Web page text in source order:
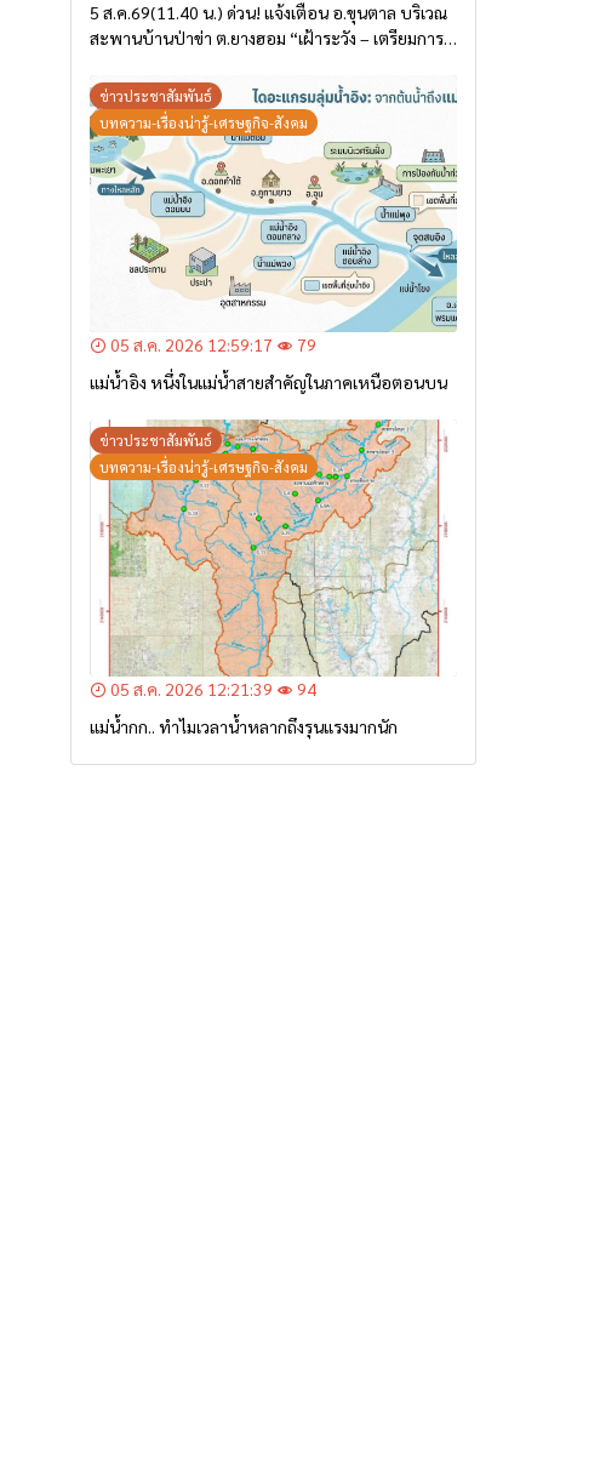
5 ส.ค.69(11.40 น.) ด่วน! แจ้งเตือน อ.ขุนตาล บริเวณ
สะพานบ้านป่าข่า ต.ยางฮอม “เฝ้าระวัง – เตรียมการ
ข่าวประชาสัมพันธ์
บทความ-เรื่องน่ารู้-เศรษฐกิจ-สังคม
05 ส.ค. 2026 12:59:17
79
แม่น้ำอิง หนึ่งในแม่น้ำสายสำคัญในภาคเหนือตอนบน
ข่าวประชาสัมพันธ์
บทความ-เรื่องน่ารู้-เศรษฐกิจ-สังคม
05 ส.ค. 2026 12:21:39
94
แม่น้ำกก.. ทำไมเวลาน้ำหลากถึงรุนแรงมากนัก